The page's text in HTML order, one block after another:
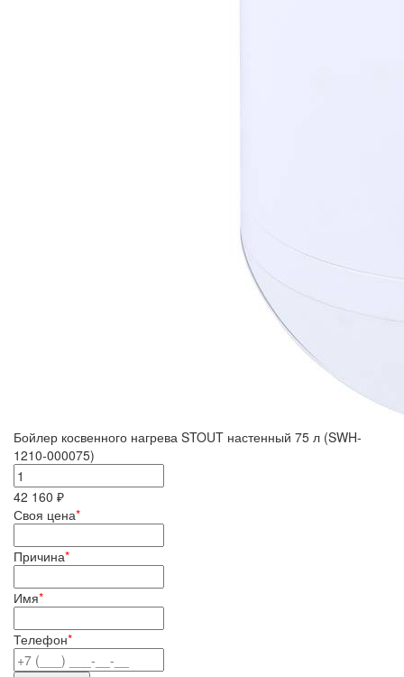
Бойлер косвенного нагрева STOUT настенный 75 л (SWH-
1210-000075)
42 160 ₽
Своя цена*
Причина*
Имя*
Телефон*